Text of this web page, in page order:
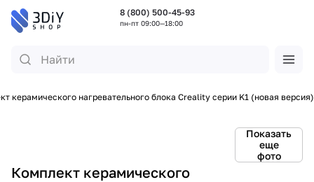
8 (800) 500-45-93
пн-пт 09:00—18:00
керамического нагревательного блока Creality серии K1 (новая версия)
Показать
еще
фото
Комплект керамического